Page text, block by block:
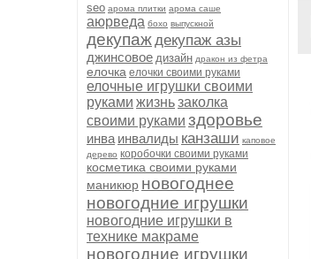
seo арома плитки арома саше
аюрведа бохо выпускной
декупаждекупаж азы
джинсовое дизайн дракон из фетра
елочка елочки своими руками
елочные игрушки своими
руками жизньзаколка
своими руками здоровье
инва инвалиды канзаши каповое
дерево коробочки своими руками
косметика своими руками
маникюр новогоднее
новогодние игрушки
новогодние игрушки в
технике макраме
новогодние игрушки